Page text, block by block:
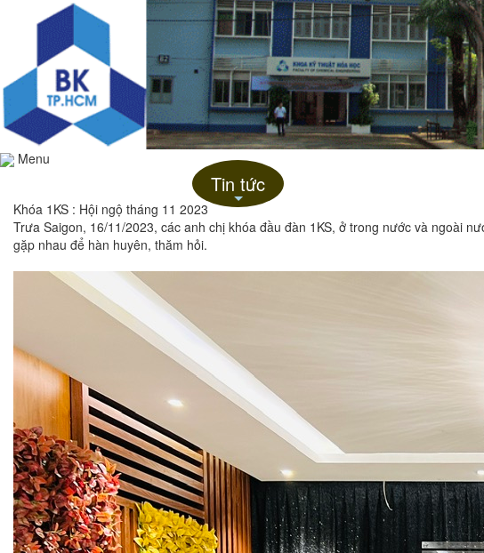
Menu
+
Tin tức
Khóa 1KS : Hội ngộ tháng 11 2023
Trưa Saigon, 16/11/2023, các anh chị khóa đầu đàn 1KS, ở trong nước và ngoài
gặp nhau để hàn huyên, thăm hỏi.